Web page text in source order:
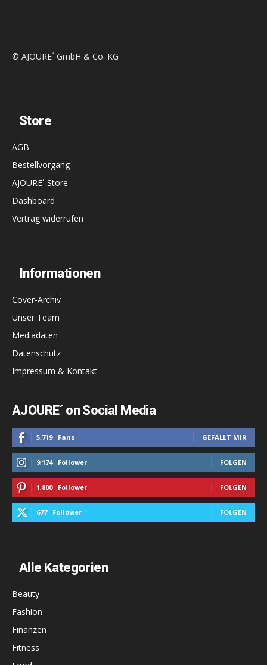
© AJOURE´ GmbH & Co. KG
Store
AGB
Bestellvorgang
AJOURE´ Store
Dashboard
Vertrag widerrufen
Informationen
Cover-Archiv
Unser Team
Mediadaten
Datenschutz
Impressum & Kontakt
AJOURE´ on Social Media
5,719 Fans GEFÄLLT MIR
9,174 Follower FOLGEN
1,800 Follower FOLGEN
677 Follower FOLGEN
Alle Kategorien
Beauty
Fashion
Finanzen
Fitness